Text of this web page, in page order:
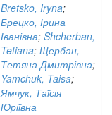
Bretsko, Iryna;
Брецко, Ірина
Іванівна; Shcherban,
Tetiana; Щербан,
Тетяна Дмитрівна;
Yamchuk, Taisa;
Ямчук, Таїсія
Юріївна